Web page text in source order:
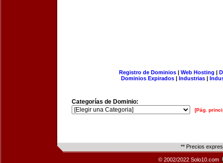
Registro de Dominios| Web Hosting |
Dominios Expirados | Industrias |
Categorías de Dominio:
[Pág.
** Precios
© 2002/2022 Solo10.com